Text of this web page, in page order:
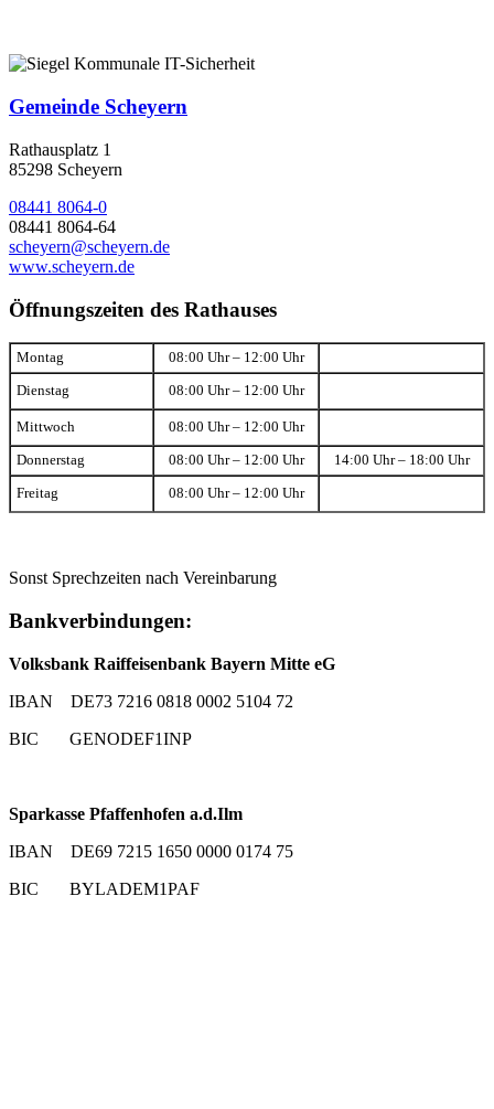
Gemeinde Scheyern
Rathausplatz 1
85298 Scheyern
08441 8064-0
08441 8064-64
scheyern@scheyern.de
www.scheyern.de
Öffnungszeiten des Rathauses
Montag 08:00 Uhr – 12:00 Uhr
Dienstag 08:00 Uhr – 12:00 Uhr
Mittwoch 08:00 Uhr – 12:00 Uhr
Donnerstag 08:00 Uhr – 12:00 Uhr 14:00 Uhr – 18:00 Uhr
Freitag 08:00 Uhr – 12:00 Uhr
Sonst Sprechzeiten nach Vereinbarung
Bankverbindungen:
Volksbank Raiffeisenbank Bayern Mitte eG
IBAN DE73 7216 0818 0002 5104 72
BIC GENODEF1INP
Sparkasse Pfaffenhofen a.d.Ilm
IBAN DE69 7215 1650 0000 0174 75
BIC BYLADEM1PAF